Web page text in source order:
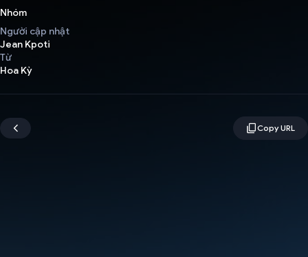
Nhóm
Người cập nhật
Jean Kpoti
Từ
Hoa Kỳ